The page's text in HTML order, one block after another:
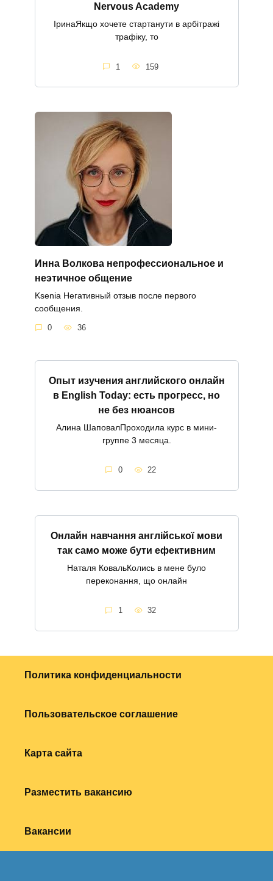
Nervous Academy
ІринаЯкщо хочете стартанути в арбітражі
трафіку, то
1 159
Инна Волкова непрофессиональное и
неэтичное общение
Ksenia Негативный отзыв после первого
сообщения.
0 36
Опыт изучения английского онлайн
в English Today: есть прогресс, но
не без нюансов
Алина ШаповалПроходила курс в мини-
группе 3 месяца.
0 22
Онлайн навчання англійської мови
так само може бути ефективним
Наталя КовальКолись в мене було
переконання, що онлайн
1 32
Политика конфиденциальности
Пользовательское соглашение
Карта сайта
Разместить вакансию
Вакансии